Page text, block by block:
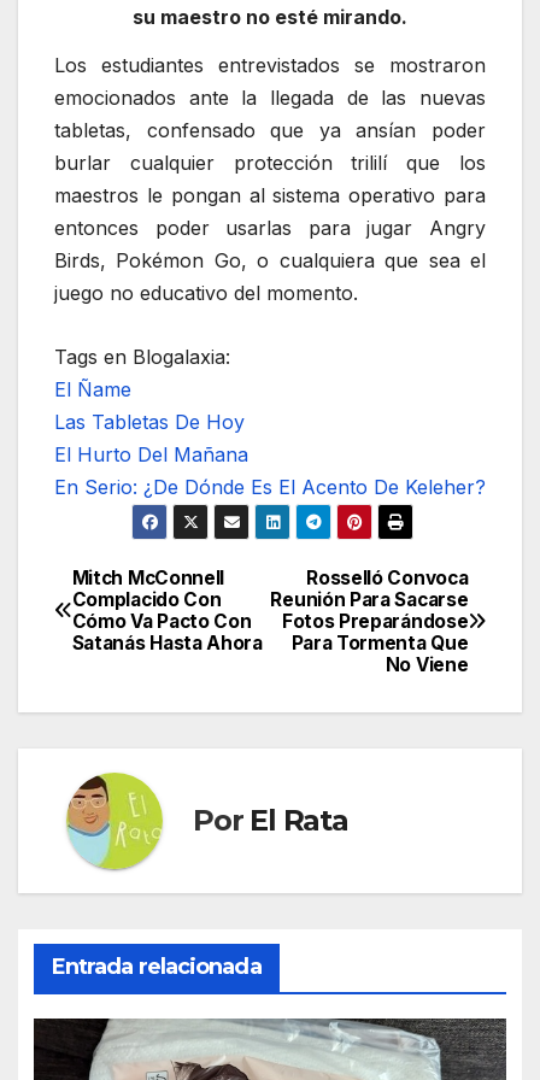
su maestro no esté mirando.
Los estudiantes entrevistados se mostraron
emocionados ante la llegada de las nuevas
tabletas, confensado que ya ansían poder
burlar cualquier protección trililí que los
maestros le pongan al sistema operativo para
entonces poder usarlas para jugar Angry
Birds, Pokémon Go, o cualquiera que sea el
juego no educativo del momento.
Tags en Blogalaxia:
El Ñame
Las Tabletas De Hoy
El Hurto Del Mañana
En Serio: ¿De Dónde Es El Acento De Keleher?
Navegación
de
Rosselló Convoca
Reunión Para Sacarse
Fotos Preparándose
Para Tormenta Que
No Viene
Mitch McConnell
Complacido Con
Cómo Va Pacto Con
Satanás Hasta Ahora
Por El Rata
Entrada relacionada